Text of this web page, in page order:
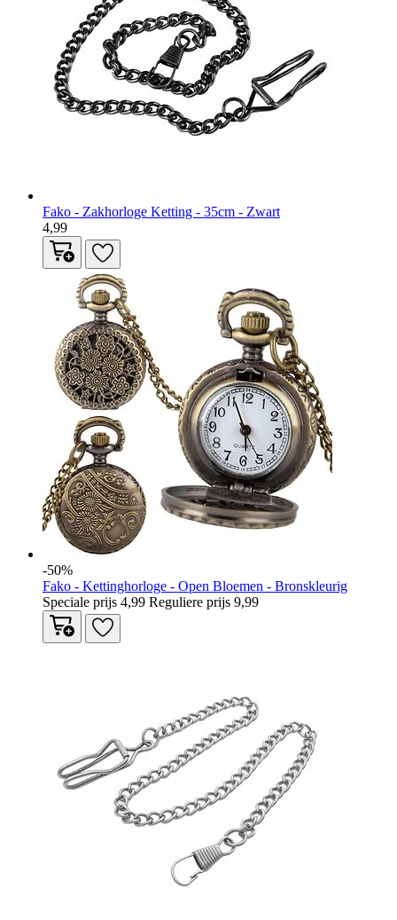
Fako - Zakhorloge Ketting - 35cm - Zwart
4,99
-50%
Fako - Kettinghorloge - Open Bloemen - Bronskleurig
Speciale prijs 4,99 Reguliere prijs 9,99